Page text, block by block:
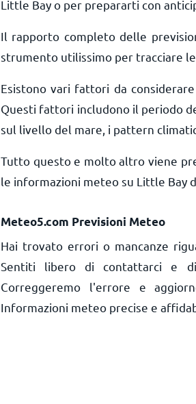
Little Bay o per prepararti con
Il rapporto completo delle
strumento utilissimo per tracciare
Esistono vari fattori da
Questi fattori includono il periodo
sul livello del mare, i pattern
Tutto questo e molto altro viene
le informazioni meteo su Little Bay
Meteo5.com Previsioni Meteo
Hai trovato errori o mancanze
Sentiti libero di contattarci e
Correggeremo l'errore e
Informazioni meteo precise e